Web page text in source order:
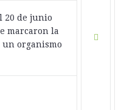
20 de junio
marcaron la
un organismo